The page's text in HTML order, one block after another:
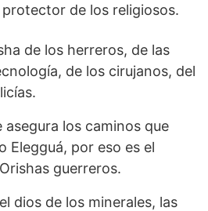
de los religiosos.
de los herreros, de las
de los cirujanos, del
asegura los caminos que
Elegguá, por eso es el
guerreros.
dios de los minerales, las